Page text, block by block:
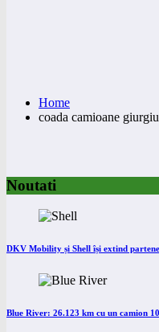
Home
coada camioane giurgiu
Noutati
DKV Mobility și Shell își extind
Blue River: 26.123 km cu un camion